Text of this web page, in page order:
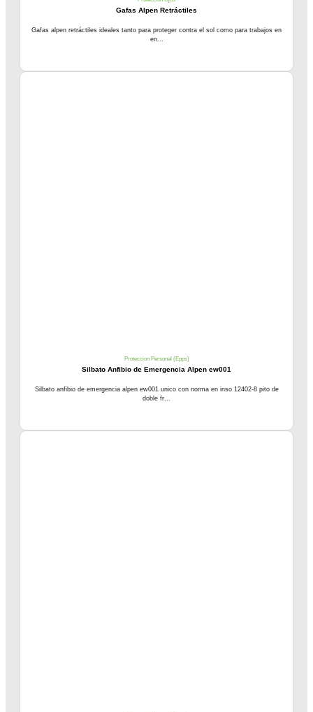
Gafas Alpen Retráctiles
Gafas alpen retráctiles ideales tanto para proteger contra el sol como para trabajos en
en...
Proteccion Personal (Epps)
Silbato Anfibio de Emergencia Alpen ew001
Silbato anfibio de emergencia alpen ew001 unico con norma en inso 12402-8 pito de
doble fr...